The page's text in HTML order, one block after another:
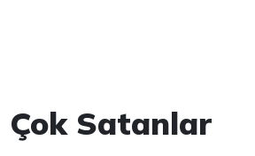
Çok Satanlar